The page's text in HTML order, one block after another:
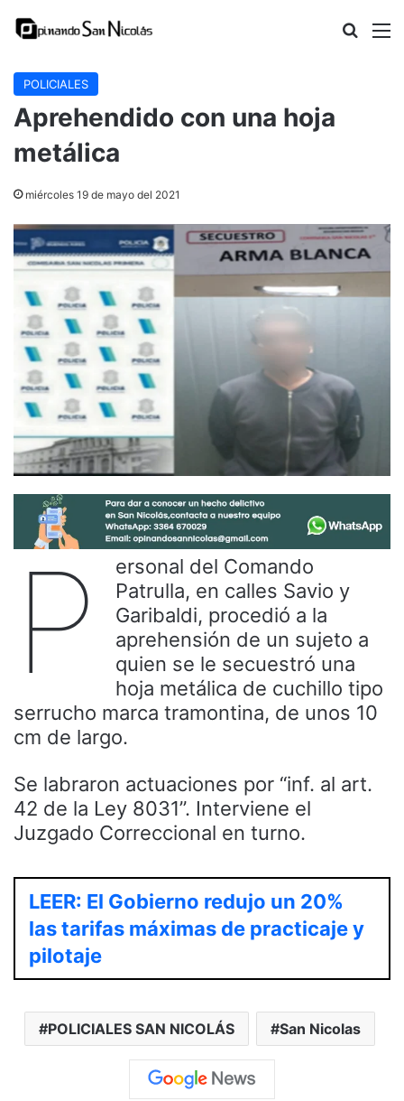
Buscar
POLICIALES
Aprehendido con una hoja
metálica
miércoles 19 de mayo del 2021
P
ersonal del Comando
Patrulla, en calles Savio y
Garibaldi, procedió a la
aprehensión de un sujeto a
quien se le secuestró una
hoja metálica de cuchillo tipo
serrucho marca tramontina, de unos 10
cm de largo.
Se labraron actuaciones por “inf. al art.
42 de la Ley 8031”. Interviene el
Juzgado Correccional en turno.
LEER: El Gobierno redujo un 20%
las tarifas máximas de practicaje y
pilotaje
POLICIALES SAN NICOLÁS San Nicolas